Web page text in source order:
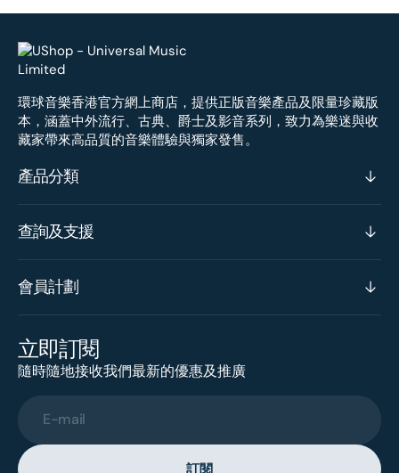
環球音樂香港官方網上商店，提供正版音樂產品及限量珍藏版
本，涵蓋中外流行、古典、爵士及影音系列，致力為樂迷與收
藏家帶來高品質的音樂體驗與獨家發售。
產品分類
查詢及支援
會員計劃
立即訂閱
隨時隨地接收我們最新的優惠及推廣
E-mail
訂閱